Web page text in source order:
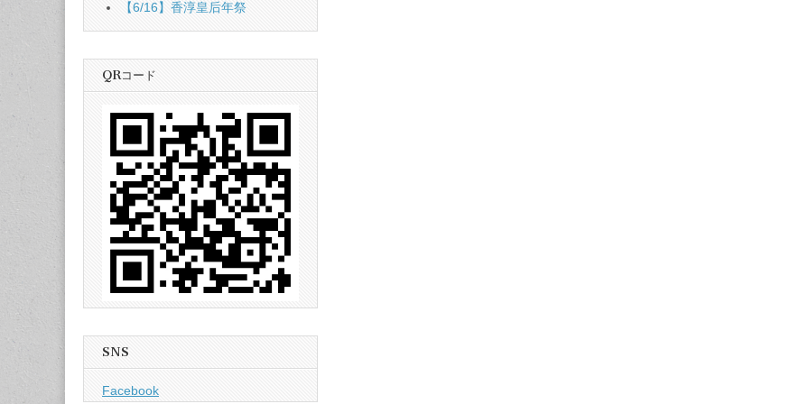
【6/16】香淳皇后年祭
QRコード
SNS
Facebook